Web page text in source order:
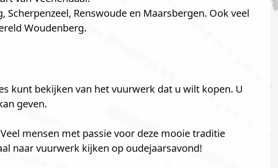
Renswoude en Maarsbergen. Ook veel
Woudenberg.
kunt bekijken van het vuurwerk dat u wilt kopen. U
geven.
mensen met passie voor deze mooie traditie
naar vuurwerk kijken op oudejaarsavond!